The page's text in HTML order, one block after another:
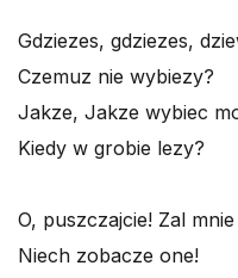
Gdziezes, gdziezes,
Czemuz nie wybiezy?
Jakze, Jakze wybiec
Kiedy w grobie lezy?
O, puszczajcie! Zal
Niech zobacze one!